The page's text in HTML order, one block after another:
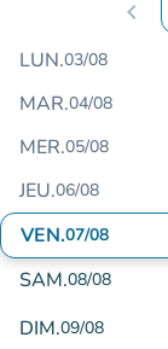
chevron_left
LUN.03/08
MAR.04/08
MER.05/08
JEU.06/08
VEN.07/08
SAM.08/08
DIM.09/08